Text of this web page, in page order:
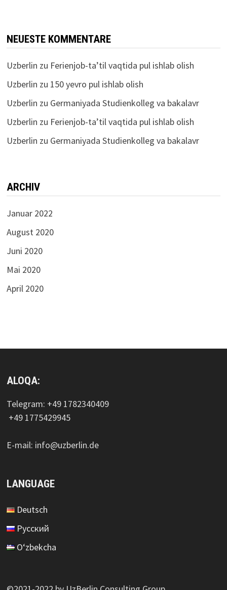
NEUESTE KOMMENTARE
Uzberlin zu Ferienjob-ta’til vaqtida pul ishlab olish
Uzberlin zu 150 yevro pul ishlab olish
Uzberlin zu Germaniyada Studienkolleg va bakalavr
Uzberlin zu Ferienjob-ta’til vaqtida pul ishlab olish
Uzberlin zu Germaniyada Studienkolleg va bakalavr
ARCHIV
Januar 2022
August 2020
Juni 2020
Mai 2020
April 2020
ALOQA:
Telegram: +49 1782340409
+49 1775429945
E-mail: info@uzberlin.de
LANGUAGE
Deutsch
Русский
O‘zbekcha